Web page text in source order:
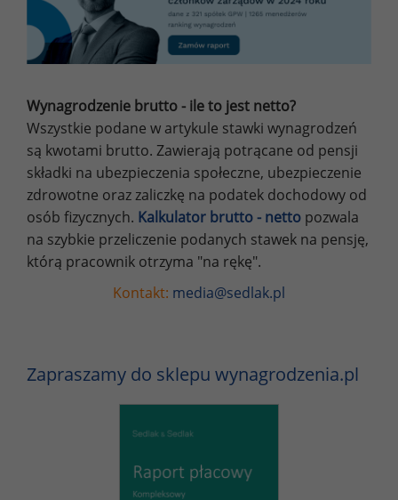
Wynagrodzenie brutto - ile to jest netto?
Wszystkie podane w artykule stawki wynagrodzeń
są kwotami brutto. Zawierają potrącane od pensji
składki na ubezpieczenia społeczne, ubezpieczenie
zdrowotne oraz zaliczkę na podatek dochodowy od
osób fizycznych. Kalkulator brutto - netto pozwala
na szybkie przeliczenie podanych stawek na pensję,
którą pracownik otrzyma "na rękę".
Kontakt: media@sedlak.pl
Zapraszamy do sklepu wynagrodzenia.pl